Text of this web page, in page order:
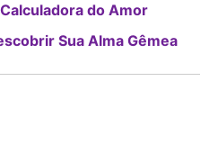
do Amor
Sua Alma Gêmea